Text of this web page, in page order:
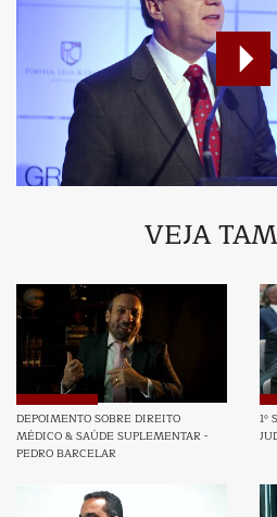
VEJA
DEPOIMENTO SOBRE DIREITO
MÉDICO & SAÚDE SUPLEMENTAR -
PEDRO BARCELAR
1º